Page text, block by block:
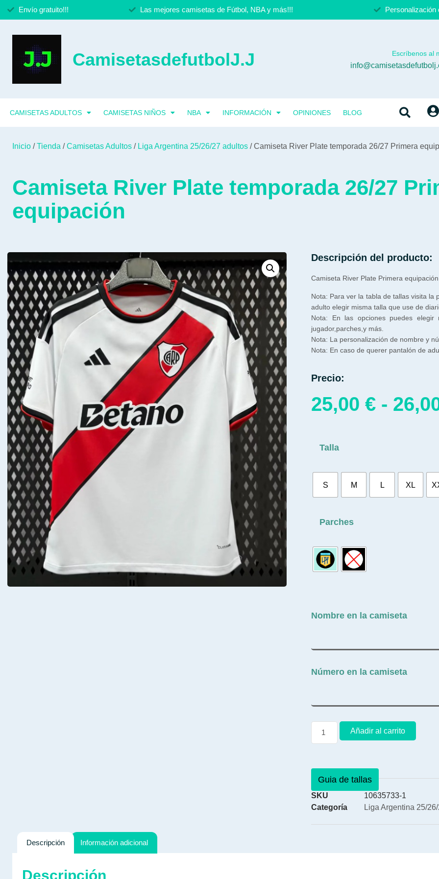
Envío gratuito!!! Las mejores camisetas de Fútbol, NBA y más!!! Personalización
CamisetasdefutbolJ.J Escríbenos al
CAMISETAS ADULTOS CAMISETAS NIÑOS NBA INFORMACIÓN OPINIONES BLOG
Inicio /Tienda /Camisetas Adultos / Liga Argentina 25/26/27 adultos / Camiseta River Plate temporada 26/27 Primera
Camiseta River Plate temporada 26/27
equipación
Descripción del producto:
Camiseta River Plate Primera
Nota: Para ver la tabla de tallas visita la
adulto elegir misma talla que use de
Nota: En las opciones puedes
jugador,parches,y más.
Nota: La personalización de nombre y
Nota: En caso de querer pantalón de
Precio:
25,00 € -
Talla
S M L XL
Parches
Nombre en la camiseta
Número en la camiseta
Añadir al carrito
Guia de tallas
SKU
10635733-1
Categoría
Liga Argentina 25/
Descripción Información adicional
Descripción